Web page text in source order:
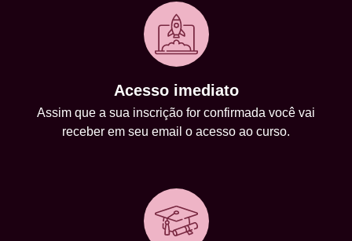
Acesso imediato
Assim que a sua inscrição for confirmada você vai
receber em seu email o acesso ao curso.